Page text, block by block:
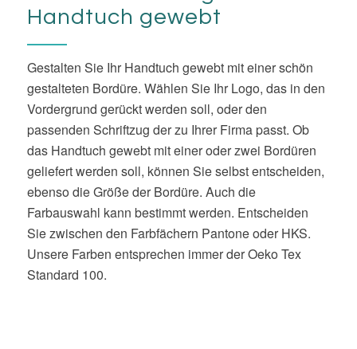
das Handtuch gewebt mit einer oder zwei Bordüren
geliefert werden soll, können Sie selbst entscheiden,
ebenso die Größe der Bordüre. Auch die
Farbauswahl kann bestimmt werden. Entscheiden
Sie zwischen den Farbfächern Pantone oder HKS.
Unsere Farben entsprechen immer der Oeko Tex
Standard 100.